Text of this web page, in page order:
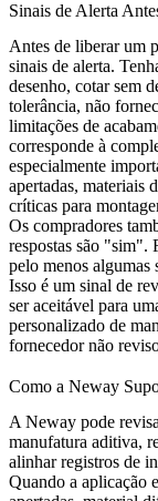
Sinais de Alerta
Antes de liberar um
sinais de alerta.
desenho, cotar sem
tolerância, não
limitações de
corresponde à
especialmente
apertadas, materiais
críticas para
Os compradores
respostas são "sim".
pelo menos algumas
Isso é um sinal de
ser aceitável para
personalizado de
fornecedor não
Como a Neway
A Neway pode
manufatura aditiva,
alinhar registros de
Quando a aplicação